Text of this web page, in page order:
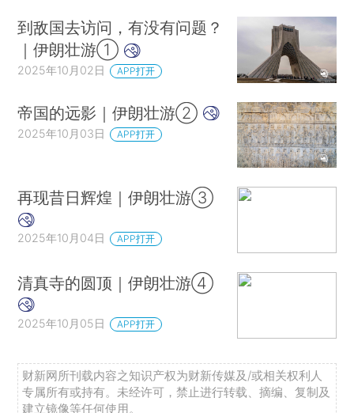
到敌国去访问，有没有问题？
｜伊朗壮游①
2025年10月02日 APP打开
帝国的远影｜伊朗壮游②
2025年10月03日 APP打开
再现昔日辉煌｜伊朗壮游③
2025年10月04日 APP打开
清真寺的圆顶｜伊朗壮游④
2025年10月05日 APP打开
财新网所刊载内容之知识产权为财新传媒及/或相关权利人
专属所有或持有。未经许可，禁止进行转载、摘编、复制及
建立镜像等任何使用。